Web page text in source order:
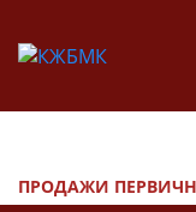
ПРОДАЖИ